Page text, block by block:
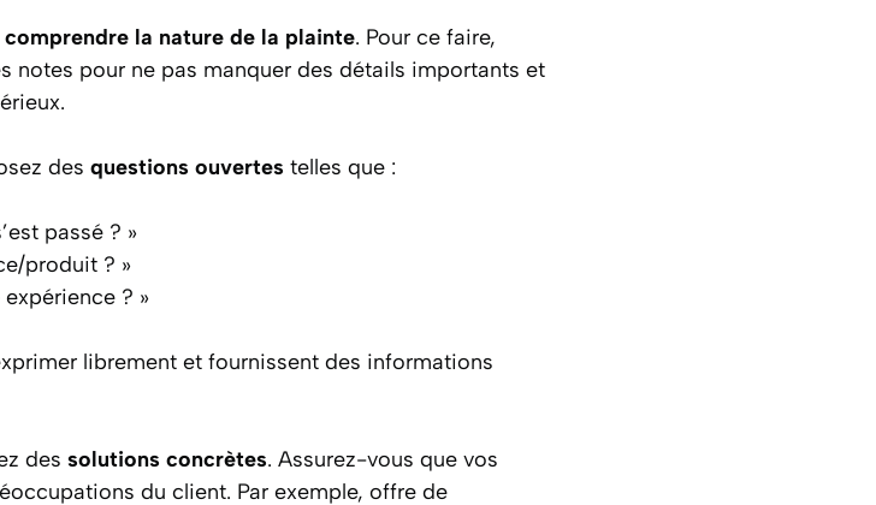
comprendre la nature de la plainte. Pour ce faire,
notes pour ne pas manquer des détails importants et
des questions ouvertes telles que :
passé ? »
produit ? »
? »
librement et fournissent des informations
des solutions concrètes. Assurez-vous que vos
du client. Par exemple, offre de